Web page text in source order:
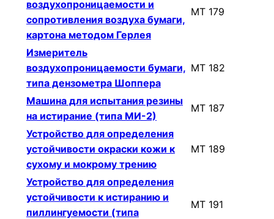
воздухопроницаемости и
сопротивления воздуха бумаги,
картона методом Герлея
МТ 179
Измеритель
воздухопроницаемости бумаги,
типа дензометра Шоппера
МТ 182
Машина для испытания резины
на истирание (типа МИ-2)
МТ 187
Устройство для определения
устойчивости окраски кожи к
сухому и мокрому трению
МТ 189
Устройство для определения
устойчивости к истиранию и
пиллингуемости (типа
МТ 191